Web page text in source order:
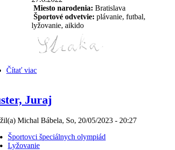
Miesto narodenia: Bratislava
Športové odvetvie: plávanie, futbal,
lyžovanie, aikido
Čítať viac
Juraj
Michal Bábela, So, 20/05/2023 - 20:27
Športovci špeciálnych olympiád
Lyžovanie